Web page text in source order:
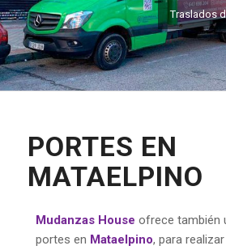
Traslados
PORTES EN
MATAELPINO
Mudanzas House ofrece también
portes en Mataelpino, para